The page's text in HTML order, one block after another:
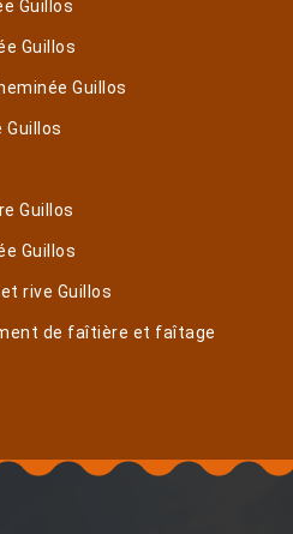
Guillos
Guillos
Guillos
Guillos
Guillos
Guillos
rive Guillos
de faîtière et faîtage